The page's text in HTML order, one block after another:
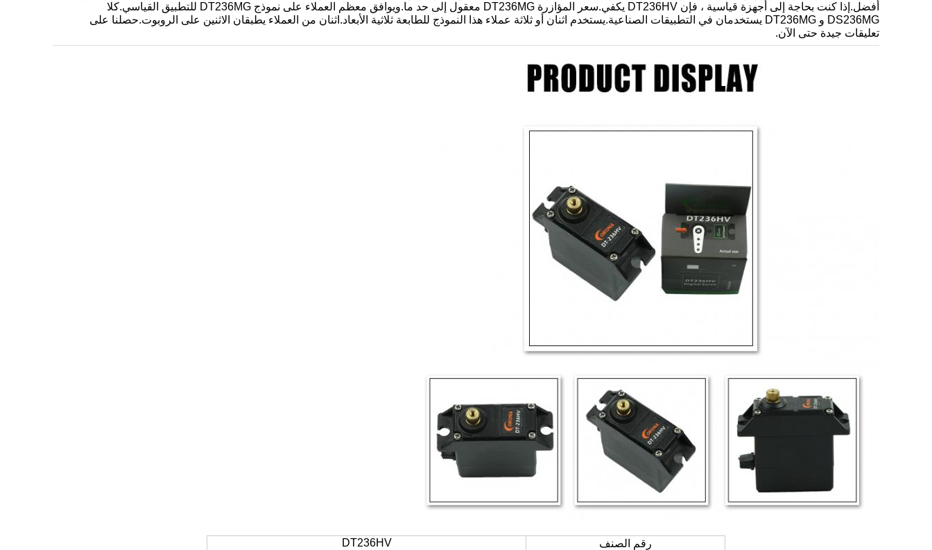
أفضل.إذا كنت بحاجة إلى أجهزة قياسية ، فإن DT236HV يكفي.سعر المؤازرة DT236MG معقول إلى حد ما.ويوافق معظم العملاء على نموذج DT236MG للتطبيق القياسي.كلا
DS236MG و DT236MG يستخدمان في التطبيقات الصناعية.يستخدم اثنان أو ثلاثة عملاء هذا النموذج للطابعة ثلاثية الأبعاد.اثنان من العملاء يطبقان الاثنين على الروبوت.حصلنا على
تعليقات جيدة حتى الآن.
رقم الصنف
DT236HV